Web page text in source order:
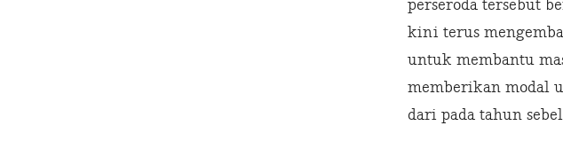
perseroda tersebut
kini terus
untuk membantu
memberikan modal
dari pada tahun